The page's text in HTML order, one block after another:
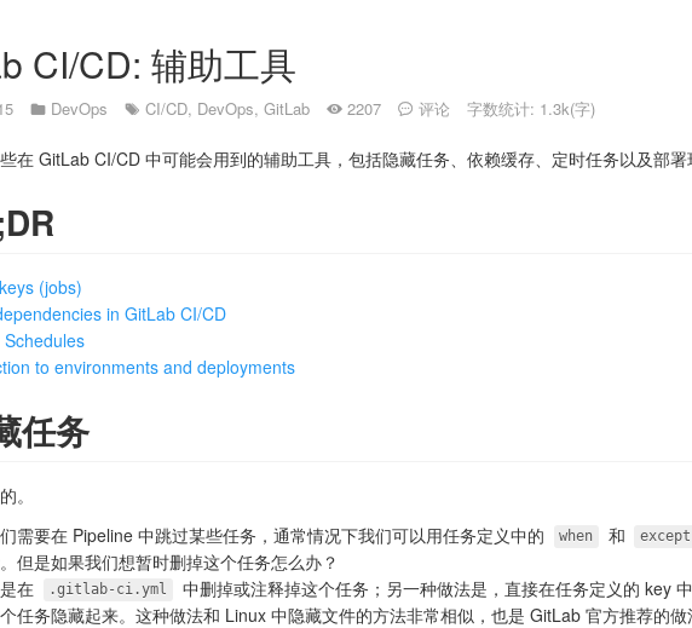
CI/CD: 辅助工具
DevOps CI/CD, DevOps, GitLab 2207 评论 字数统计: 1.3k(字)
在 GitLab CI/CD 中可能会用到的辅助工具，包括隐藏任务、依赖缓存、定时任务以及部署
(jobs)
in GitLab CI/CD
Schedules
to environments and deployments
任务
。
需要在 Pipeline 中跳过某些任务，通常情况下我们可以用任务定义中的
when 和 except
但是如果我们想暂时删掉这个任务怎么办？
在
.gitlab-ci.yml 中删掉或注释掉这个任务；另一种做法是，直接在任务定义的 key
任务隐藏起来。这种做法和 Linux 中隐藏文件的方法非常相似，也是 GitLab 官方推荐的做